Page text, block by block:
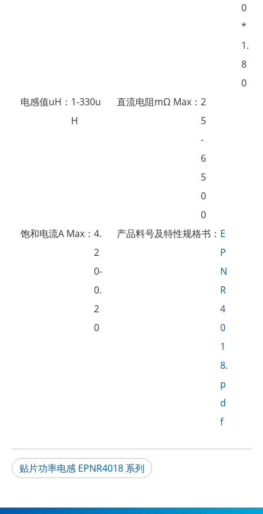
0
*
1.
8
0
电感值uH： 1-330u
H
直流电阻mΩ Max： 2
5
-
6
5
0
0
饱和电流A Max： 4.
2
0-
0.
2
0
产品料号及特性规格书： E
P
N
R
4
0
1
8.
p
d
f
贴片功率电感 EPNR4018 系列